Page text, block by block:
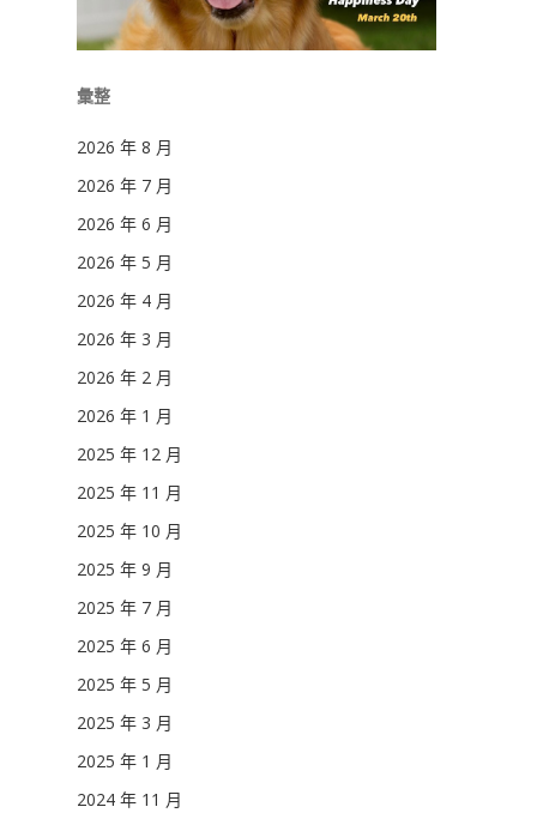
彙整
2026 年 8 月
2026 年 7 月
2026 年 6 月
2026 年 5 月
2026 年 4 月
2026 年 3 月
2026 年 2 月
2026 年 1 月
2025 年 12 月
2025 年 11 月
2025 年 10 月
2025 年 9 月
2025 年 7 月
2025 年 6 月
2025 年 5 月
2025 年 3 月
2025 年 1 月
2024 年 11 月